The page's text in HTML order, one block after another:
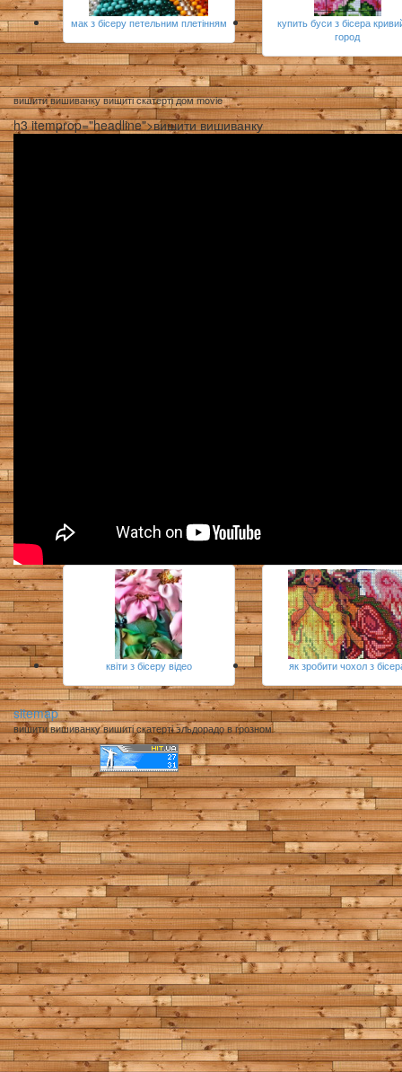
мак з бісеру петельним плетінням
купить буси з бісера
город
вишити вишиванку вишиті скатерті дом movie
h3 itemprop="headline">вишити вишиванку
квіти з бісеру відео як зробити чохол з
sitemap
вишити вишиванку вишиті скатерті эльдорадо в грозном